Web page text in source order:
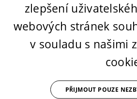
zlepšení
webových stránek
v souladu s našimi
PŘIJMOUT POUZE